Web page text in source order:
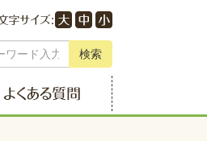
検索
よくある質問